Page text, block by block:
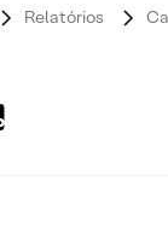
Relatórios